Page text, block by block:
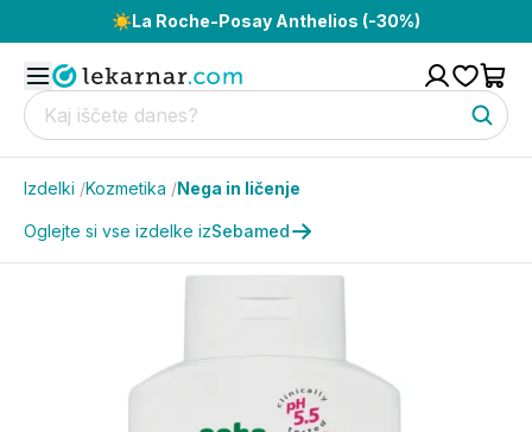
☀️La Roche-Posay Anthelios (-30%)
Izdelki /Kozmetika /Nega in ličenje
Oglejte si vse izdelke izSebamed